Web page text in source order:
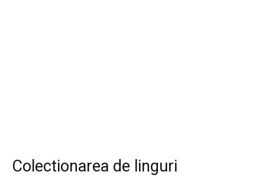
Colectionarea de linguri